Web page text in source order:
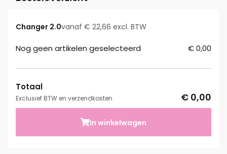
Changer 2.0vanaf € 22,66 excl. BTW
Nog geen artikelen geselecteerd € 0,00
Totaal
Exclusief BTW en verzendkosten € 0,00
In winkelwagen